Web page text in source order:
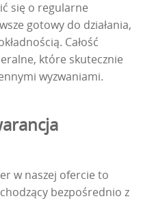
się o regularne
gotowy do działania,
Całość
które skutecznie
wyzwaniami.
w naszej ofercie to
bezpośrednio z